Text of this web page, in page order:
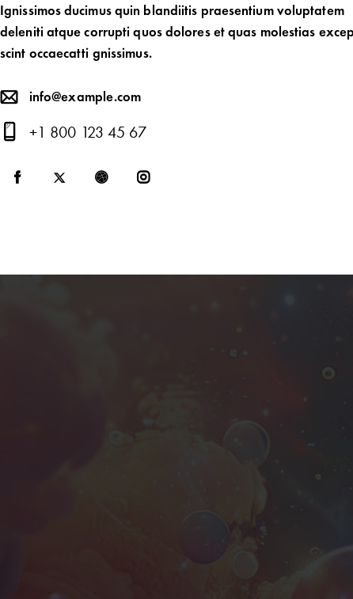
Ignissimos ducimus quin blandiitis praesentium voluptatem
deleniti atque corrupti quos dolores et quas molestias
scint occaecatti gnissimus.
E-
m
info@example.com
on
+1 800 123 45 67